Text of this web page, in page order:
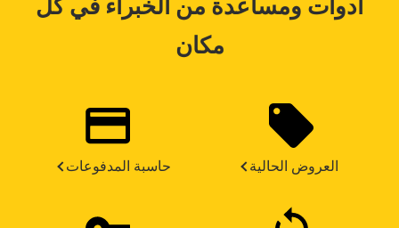
أدوات ومساعدة من الخبراء في كل
مكان
حاسبة المدفوعات العروض الحالية